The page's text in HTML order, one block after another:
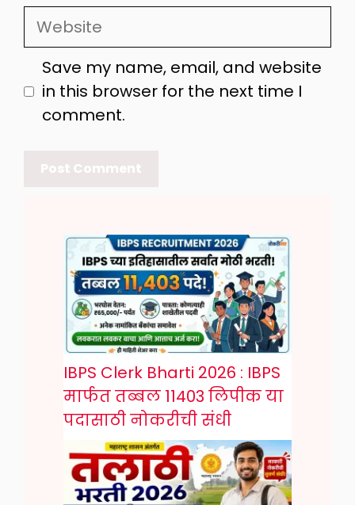
Website
Save my name, email, and website
in this browser for the next time I
comment.
IBPS Clerk Bharti 2026 : IBPS
मार्फत तब्बल 11403 लिपीक या
पदासाठी नोकरीची संधी